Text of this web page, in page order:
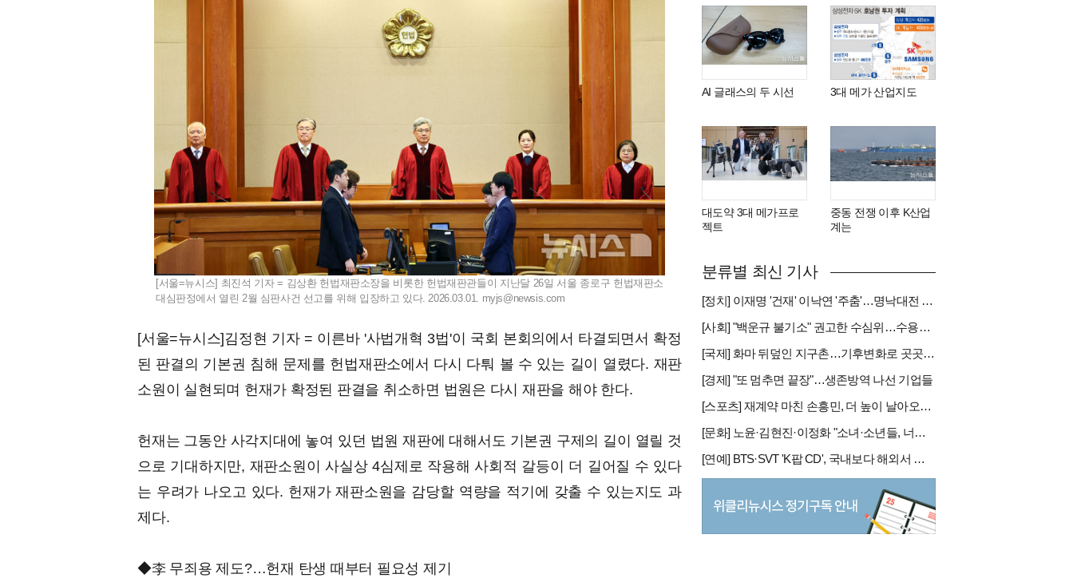
[서울=뉴시스] 최진석 기자 = 김상환 헌법재판소장을 비롯한 헌법재판관들이 지난달 26일 서울 종로구 헌법재판소
대심판정에서 열린 2월 심판사건 선고를 위해 입장하고 있다. 2026.03.01. myjs@newsis.com
[서울=뉴시스]김정현 기자 = 이른바 '사법개혁 3법'이 국회 본회의에서 타결되면서 확정
된 판결의 기본권 침해 문제를 헌법재판소에서 다시 다퉈 볼 수 있는 길이 열렸다. 재판
소원이 실현되며 헌재가 확정된 판결을 취소하면 법원은 다시 재판을 해야 한다.
헌재는 그동안 사각지대에 놓여 있던 법원 재판에 대해서도 기본권 구제의 길이 열릴 것
으로 기대하지만, 재판소원이 사실상 4심제로 작용해 사회적 갈등이 더 길어질 수 있다
는 우려가 나오고 있다. 헌재가 재판소원을 감당할 역량을 적기에 갖출 수 있는지도 과
제다.
◆李 무죄용 제도?…헌재 탄생 때부터 필요성 제기
AI 글래스의 두 시선 3대 메가 산업지도
대도약 3대 메가프로
젝트
중동 전쟁 이후 K산업
계는
분류별 최신 기사
[정치] 이재명 '건재' 이낙연 '주춤'…명낙대전 불안한 휴전
[사회] "백운규 불기소" 권고한 수심위…수용땐 줄소송 피할듯
[국제] 화마 뒤덮인 지구촌…기후변화로 곳곳 대형 화재
[경제] "또 멈추면 끝장"…생존방역 나선 기업들
[스포츠] 재계약 마친 손흥민, 더 높이 날아오를까
[문화] 노윤·김현진·이정화 "소녀·소년들, 너희는 혼자가 아니야"
[연예] BTS·SVT 'K팝 CD', 국내보다 해외서 더 팔린다 왜?